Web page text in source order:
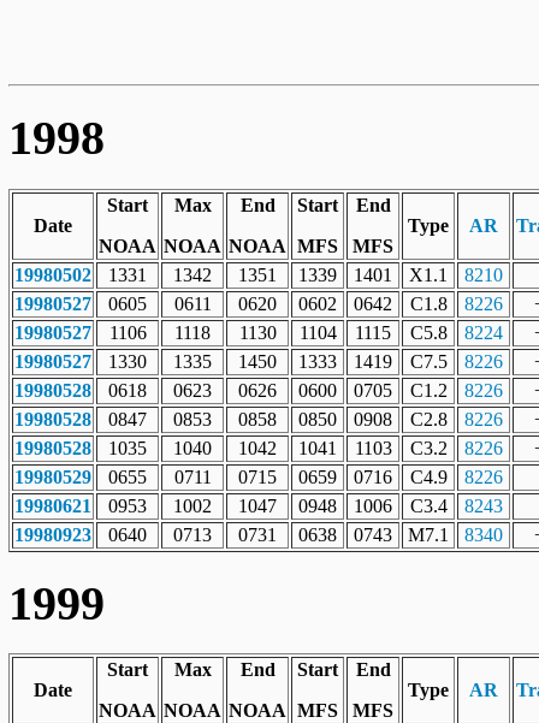
1998
Date
Start
NOAA
Max
NOAA
End
NOAA
Start
MFS
End
MFS
Type AR
19980502 1331 1342 1351 1339 1401 X1.1
8210
19980527
0605 0611 0620 0602 0642 C1.8 8226
19980527
1106 1118 1130 1104 1115 C5.8 8224
19980527
1330 1335 1450 1333 1419 C7.5 8226
19980528
0618 0623 0626 0600 0705 C1.2 8226
19980528
0847 0853 0858 0850 0908 C2.8 8226
19980528
1035 1040 1042 1041 1103 C3.2 8226
19980529
0655 0711 0715 0659 0716 C4.9
8226
19980621
0953 1002 1047 0948 1006 C3.4
8243
19980923
0640 0713 0731 0638 0743 M7.1 8340
1999
Date
Start
NOAA
Max
NOAA
End
NOAA
Start
MFS
End
MFS
Type AR